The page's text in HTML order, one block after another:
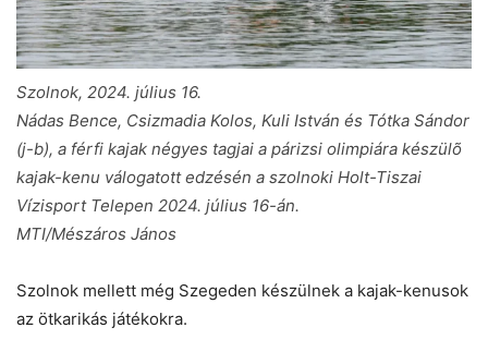
Szolnok, 2024. július 16.
Nádas Bence, Csizmadia Kolos, Kuli István és Tótka Sándor
(j-b), a férfi kajak négyes tagjai a párizsi olimpiára készülõ
kajak-kenu válogatott edzésén a szolnoki Holt-Tiszai
Vízisport Telepen 2024. július 16-án.
MTI/Mészáros János
Szolnok mellett még Szegeden készülnek a kajak-kenusok
az ötkarikás játékokra.